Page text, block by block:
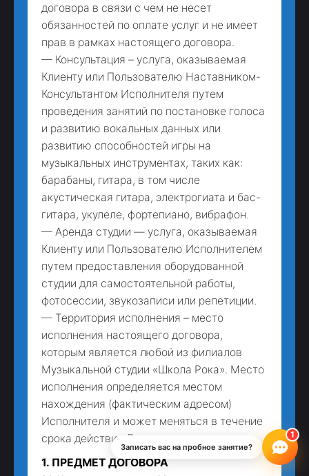
договора в связи с чем не несет
обязанностей по оплате услуг и не имеет
прав в рамках настоящего договора.
— Консультация – услуга, оказываемая
Клиенту или Пользователю Наставником-
Консультантом Исполнителя путем
проведения занятий по постановке голоса
и развитию вокальных данных или
развитию способностей игры на
музыкальных инструментах, таких как:
барабаны, гитара, в том числе
акустическая гитара, электрогиата и бас-
гитара, укулеле, фортепиано, вибрафон.
— Аренда студии — услуга, оказываемая
Клиенту или Пользователю Исполнителем
путем предоставления оборудованной
студии для самостоятельной работы,
фотосессии, звукозаписи или репетиции.
— Территория исполнения – место
исполнения настоящего договора,
которым является любой из филиалов
Музыкальной студии «Школа Рока». Место
исполнения определяется местом
нахождения (фактическим адресом)
Исполнителя и может меняться в течение
срока действия Договора.
1. ПРЕДМЕТ ДОГОВОРА
Записать вас на пробное занятие?